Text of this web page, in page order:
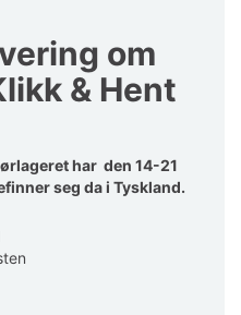
om
& Hent
har den 14-21
seg da i Tyskland.